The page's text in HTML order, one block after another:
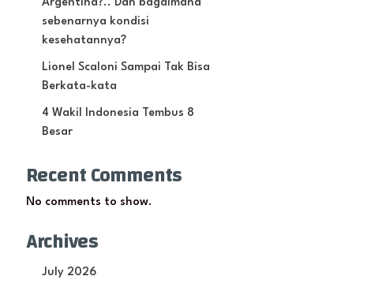
Argentina?.. Dan bagaimana
sebenarnya kondisi
kesehatannya?
Lionel Scaloni Sampai Tak Bisa
Berkata-kata
4 Wakil Indonesia Tembus 8
Besar
Recent Comments
No comments to show.
Archives
July 2026